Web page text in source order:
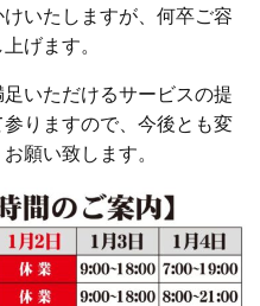
いたしますが、何卒ご容
げます。
いただけるサービスの提
りますので、今後とも変
願い致します。